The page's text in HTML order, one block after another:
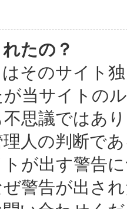
たの？
そのサイト
当サイトの
思議ではあ
人の判断で
が出す警告
警告が出さ